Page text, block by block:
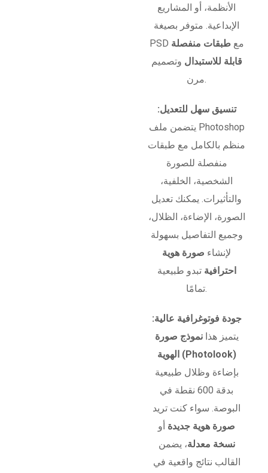
الأنظمة، أو المشاريع
الإبداعية. متوفر بصيغة
PSD معطبقات منفصلة
قابلة للاستبدال وتصميم
مرن.
تنسيق سهل للتعديل:
يتضمن ملف Photoshop
منظم بالكامل مع طبقات
منفصلة للصورة
الشخصية، الخلفية،
والتأثيرات. يمكنك تعديل
الصورة، الإضاءة، الظلال،
وجميع التفاصيل بسهولة
لإنشاء صورة هوية
احترافية تبدو طبيعية
تمامًا.
جودة فوتوغرافية عالية:
يتميز هذانموذج صورة
الهوية (Photolook)
بإضاءة وظلال طبيعية
بدقة 600 نقطة في
البوصة. سواء كنت تريد
صورة هوية جديدة أو
نسخة معدلة، يضمن
القالب نتائج واقعية في